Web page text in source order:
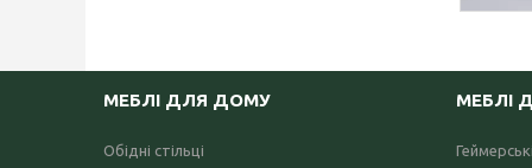
МЕБЛІ ДЛЯ ДОМУ
Обідні стільці
МЕБЛІ